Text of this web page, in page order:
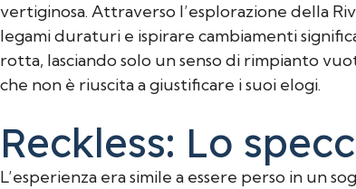
vertiginosa. Attraverso l’esplorazione della
legami duraturi e ispirare cambiamenti
rotta, lasciando solo un senso di rimpianto
che non è riuscita a giustificare i suoi elogi.
Reckless: Lo
L’esperienza era simile a essere perso in un